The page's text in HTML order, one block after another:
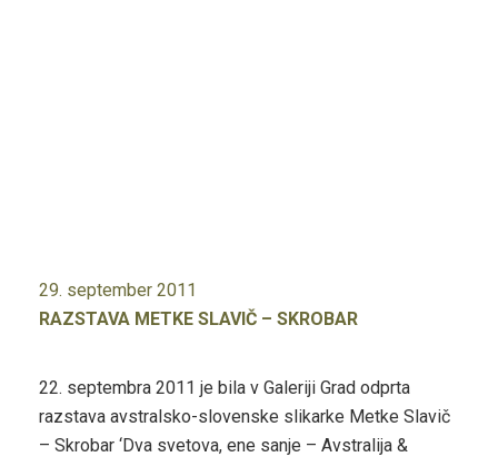
29. september 2011
RAZSTAVA METKE SLAVIČ – SKROBAR
22. septembra 2011 je bila v Galeriji Grad odprta
razstava avstralsko-slovenske slikarke Metke Slavič
– Skrobar ‘Dva svetova, ene sanje – Avstralija &